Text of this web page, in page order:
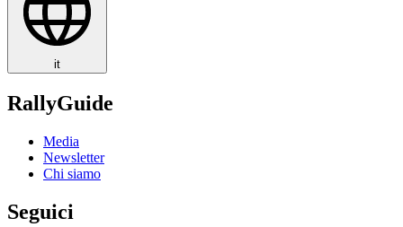
it
RallyGuide
Media
Newsletter
Chi siamo
Seguici